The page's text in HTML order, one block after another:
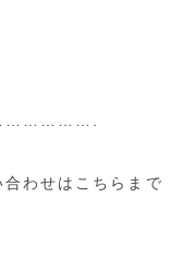
わせはこちらまで